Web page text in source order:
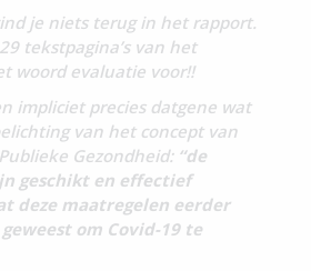
je niets terug in het rapport.
tekstpagina’s van het
woord evaluatie voor!!
impliciet precies datgene wat
van het concept van
Gezondheid: “de
geschikt en effectief
deze maatregelen eerder
om Covid-19 te